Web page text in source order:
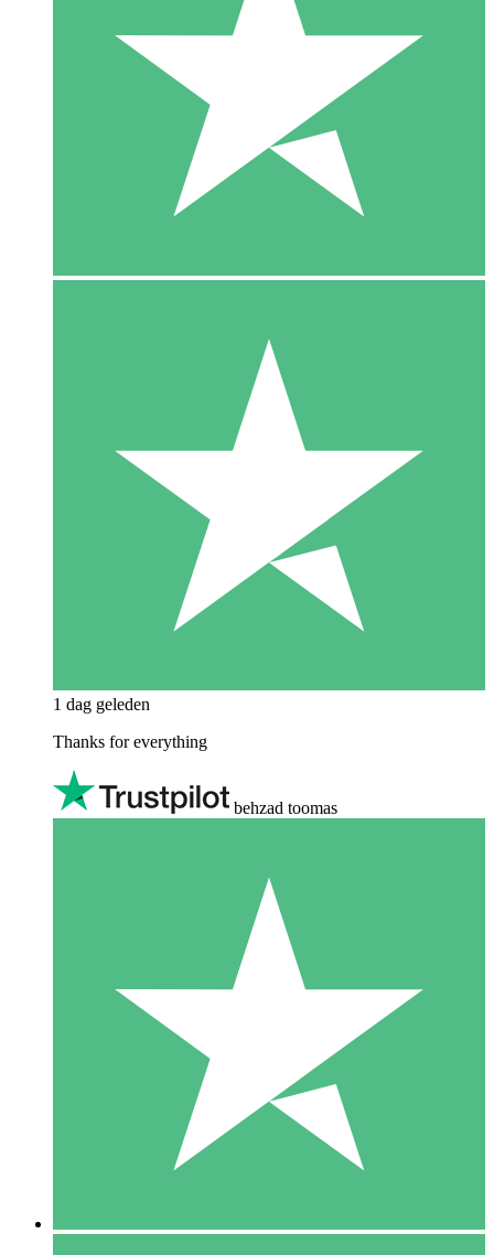
1 dag geleden
Thanks for everything
behzad toomas